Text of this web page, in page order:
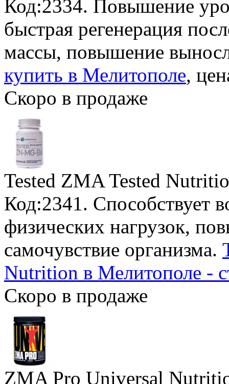
Код:2334. Повышение
быстрая регенерация
массы, повышение
купить в Мелитополе,
Скоро в продаже
Tested ZMA Tested
Код:2341. Способствует
физических нагрузок,
самочувствие организма.
Nutrition в Мелитополе -
Скоро в продаже
ZMA Pro Universal